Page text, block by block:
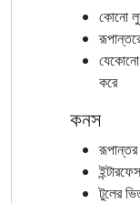
কোনো
যেকোনো
করে
কনস
রূপান্তর
টুলের